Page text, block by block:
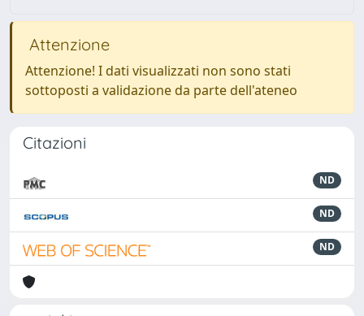
Attenzione
Attenzione! I dati visualizzati non sono stati
sottoposti a validazione da parte dell'ateneo
Citazioni
ND
ND
ND